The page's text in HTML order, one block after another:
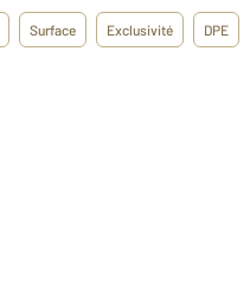
Surface Exclusivité DPE